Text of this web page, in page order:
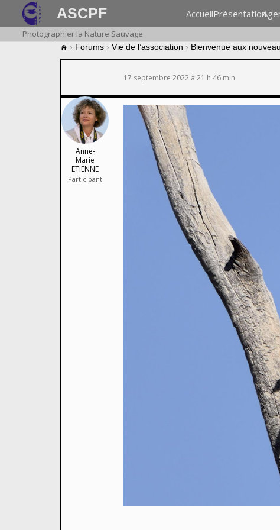
ASCPF AccueilPrésentation
Photographier la Nature Sauvage
› Forums › Vie de l’association › Bienvenue aux
17 septembre 2022 à 21 h 46 min
Anne-
Marie
ETIENNE
Participant